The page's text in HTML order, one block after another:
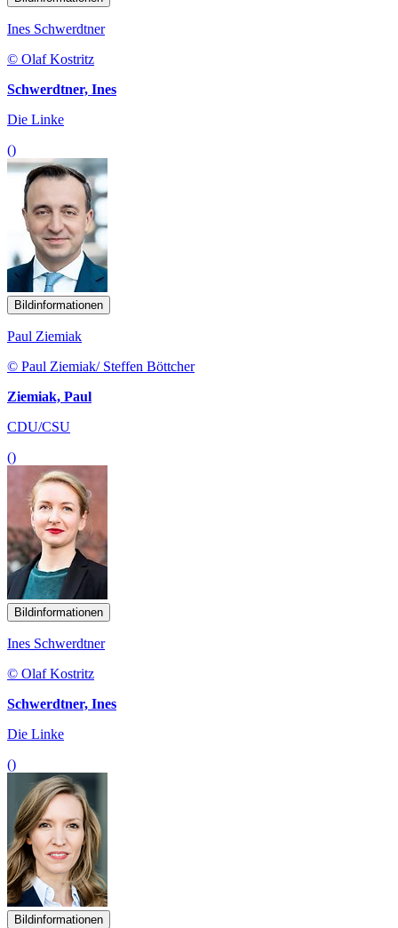
Ines Schwerdtner
© Olaf Kostritz
Schwerdtner, Ines
Die Linke
()
Bildinformationen
Paul Ziemiak
© Paul Ziemiak/ Steffen Böttcher
Ziemiak, Paul
CDU/CSU
()
Bildinformationen
Ines Schwerdtner
© Olaf Kostritz
Schwerdtner, Ines
Die Linke
()
Bildinformationen